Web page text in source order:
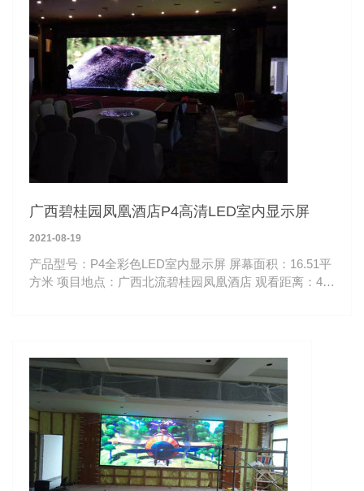
广西碧桂园凤凰酒店P4高清LED室内显示屏
2021-08-19
产品型号：P4全彩色LED室内显示屏 屏幕面积：16.51平
方米 项目地点：广西北流碧桂园凤凰酒店 观看距离：4-